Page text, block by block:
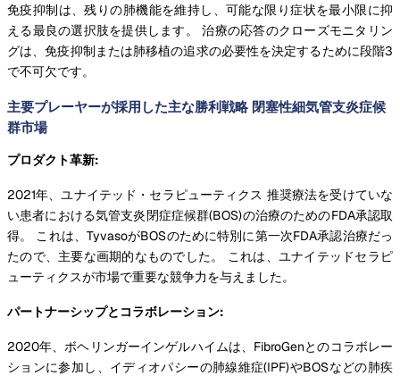
免疫抑制は、残りの肺機能を維持し、可能な限り症状を最小限に抑
える最良の選択肢を提供します。 治療の応答のクローズモニタリン
グは、免疫抑制または肺移植の追求の必要性を決定するために段階3
で不可欠です。
主要プレーヤーが採用した主な勝利戦略 閉塞性細気管支炎症候
群市場
プロダクト革新:
2021年、ユナイテッド・セラピューティクス 推奨療法を受けていな
い患者における気管支炎閉症症候群(BOS)の治療のためのFDA承認取
得。 これは、TyvasoがBOSのために特別に第一次FDA承認治療だっ
たので、主要な画期的なものでした。 これは、ユナイテッドセラピ
ューティクスが市場で重要な競争力を与えました。
パートナーシップとコラボレーション:
2020年、ボヘリンガーインゲルハイムは、FibroGenとのコラボレー
ションに参加し、イディオパシーの肺線維症(IPF)やBOSなどの肺疾